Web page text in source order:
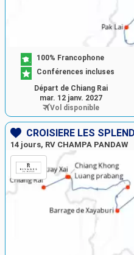
100% Francophone
Conférences incluses
Départ de Chiang Rai
mar. 12 janv. 2027
Vol disponible
14 jours, RV CHAMPA PANDAW